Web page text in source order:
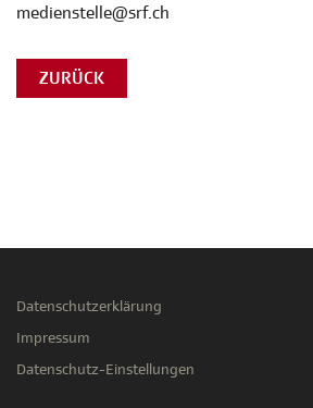
medienstelle@srf.ch
ZURÜCK
Datenschutzerklärung
Impressum
Datenschutz-Einstellungen